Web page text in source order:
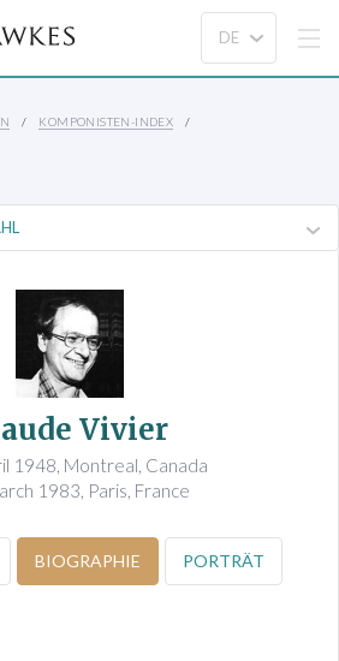
KOMPONISTEN-INDEX
Vivier
1948, Montreal, Canada
1983, Paris, France
BIOGRAPHIE PORTRÄT